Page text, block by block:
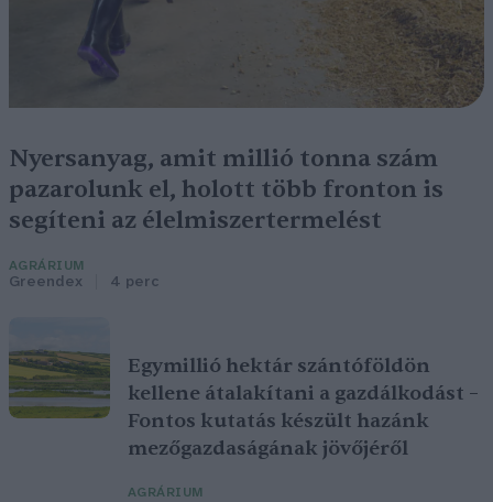
Nyersanyag, amit millió tonna szám
pazarolunk el, holott több fronton is
segíteni az élelmiszertermelést
AGRÁRIUM
Greendex 4 perc
Egymillió hektár szántóföldön
kellene átalakítani a gazdálkodást –
Fontos kutatás készült hazánk
mezőgazdaságának jövőjéről
AGRÁRIUM